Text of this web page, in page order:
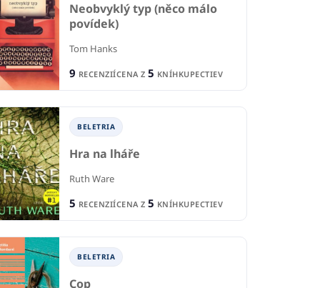
Neobvyklý typ (něco málo
povídek)
Tom Hanks
9 RECENZIÍCENA Z 5 KNÍHKUPECTIEV
BELETRIA
Hra na lháře
Ruth Ware
5 RECENZIÍCENA Z 5 KNÍHKUPECTIEV
BELETRIA
Cop